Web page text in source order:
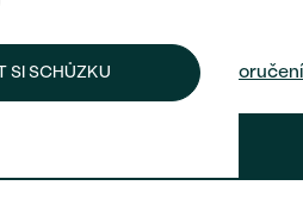
SI SCHŮZKU Možnosti doručení